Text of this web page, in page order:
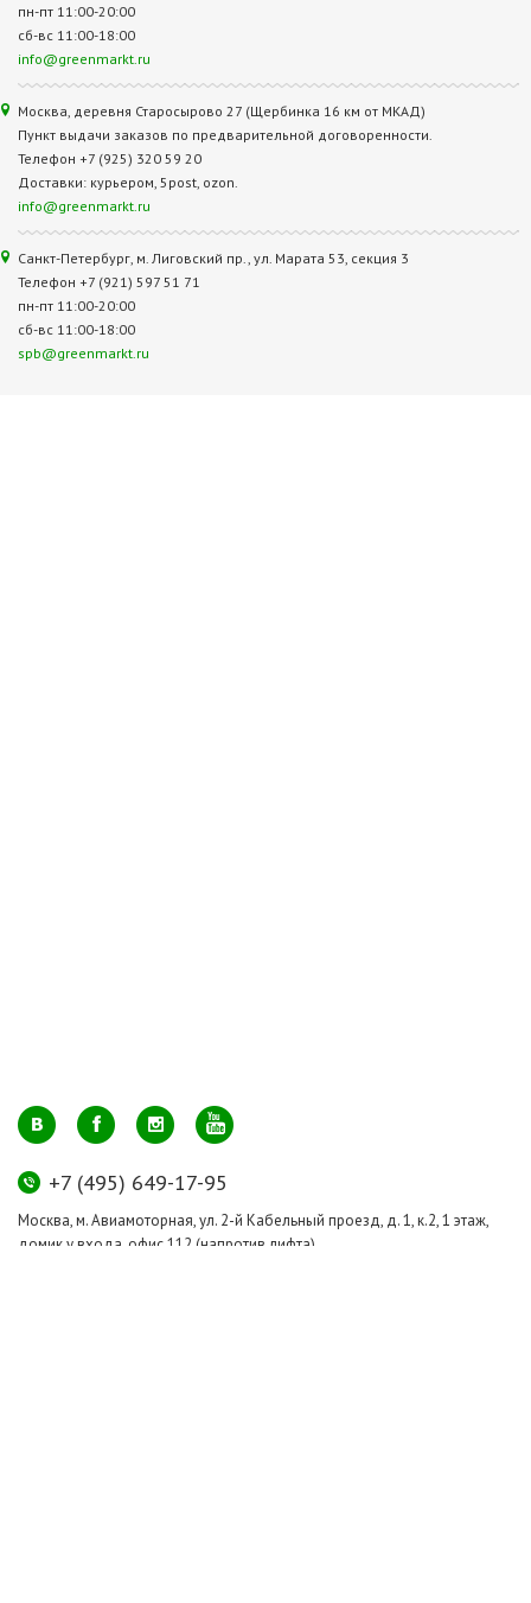
пн-пт 11:00-20:00
сб-вс 11:00-18:00
info@greenmarkt.ru
Москва, деревня Старосырово 27 (Щербинка 16 км от МКАД)
Пункт выдачи заказов по предварительной договоренности.
Телефон +7 (925) 320 59 20
Доставки: курьером, 5post, ozon.
info@greenmarkt.ru
Санкт-Петербург, м. Лиговский пр., ул. Марата 53, секция 3
Телефон +7 (921) 597 51 71
пн-пт 11:00-20:00
сб-вс 11:00-18:00
spb@greenmarkt.ru
+7 (495) 649-17-95
Москва, м. Авиамоторная, ул. 2-й Кабельный проезд, д. 1, к.2, 1 этаж,
домик у входа, офис 112 (напротив лифта)